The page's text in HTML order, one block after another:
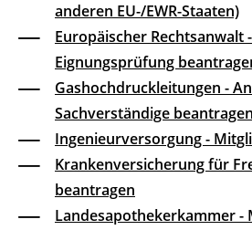
anderen EU-/EWR-Staaten)
Europäischer Rechtsanwalt
Eignungsprüfung
Gashochdruckleitungen -
Sachverständige beantragen
Ingenieurversorgung -
Krankenversicherung für
beantragen
Landesapothekerkammer -